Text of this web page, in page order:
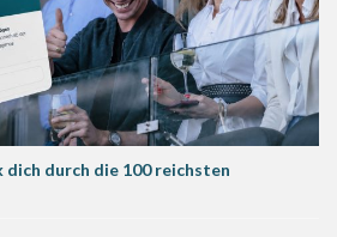
dich durch die 100 reichsten